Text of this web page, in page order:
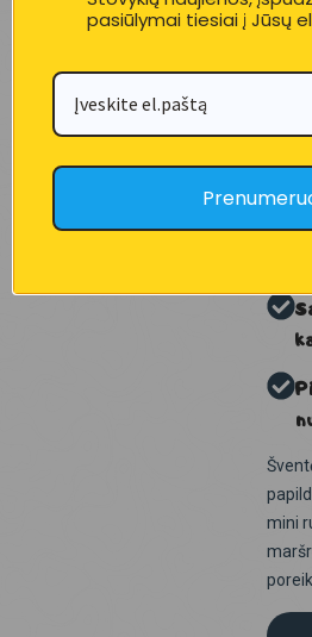
norisi
mini
pasiūlymai tiesiai į Jūsų